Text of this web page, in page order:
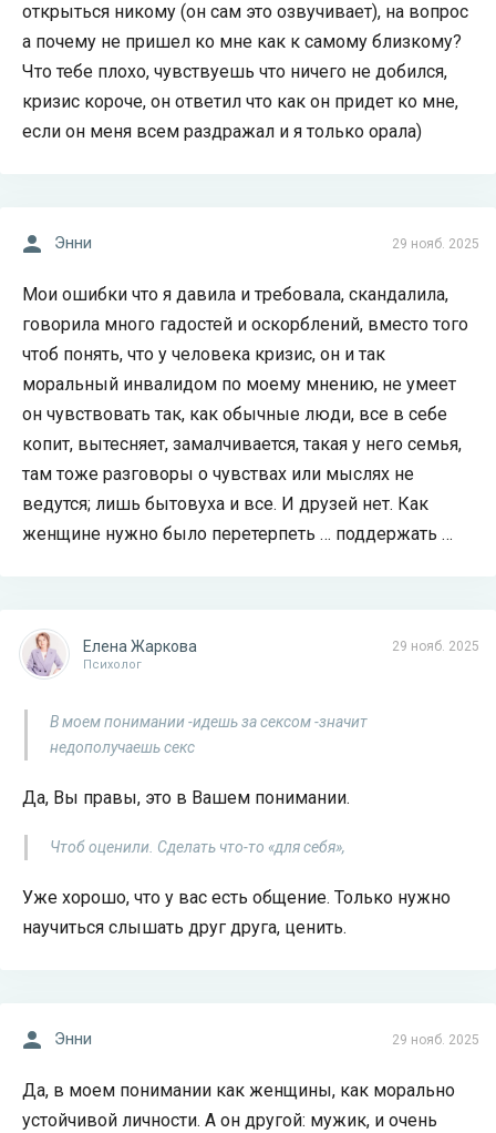
открыться никому (он сам это озвучивает), на вопрос
а почему не пришел ко мне как к самому близкому?
Что тебе плохо, чувствуешь что ничего не добился,
кризис короче, он ответил что как он придет ко мне,
если он меня всем раздражал и я только орала)
29 нояб. 2025
Энни
Мои ошибки что я давила и требовала, скандалила,
говорила много гадостей и оскорблений, вместо того
чтоб понять, что у человека кризис, он и так
моральный инвалидом по моему мнению, не умеет
он чувствовать так, как обычные люди, все в себе
копит, вытесняет, замалчивается, такая у него семья,
там тоже разговоры о чувствах или мыслях не
ведутся; лишь бытовуха и все. И друзей нет. Как
женщине нужно было перетерпеть … поддержать …
29 нояб. 2025
Елена Жаркова
Психолог
В моем понимании -идешь за сексом -значит
недополучаешь секс
Да, Вы правы, это в Вашем понимании.
Чтоб оценили. Сделать что-то «для себя»,
Уже хорошо, что у вас есть общение. Только нужно
научиться слышать друг друга, ценить.
29 нояб. 2025
Энни
Да, в моем понимании как женщины, как морально
устойчивой личности. А он другой: мужик, и очень